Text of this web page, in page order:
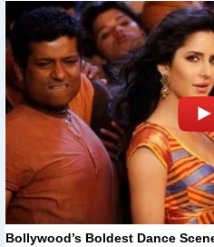
Bollywood’s Boldest Dance